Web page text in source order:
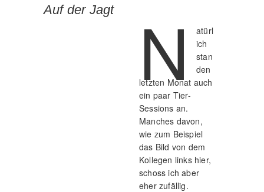
Auf der Jagt N
atürl
ich
stan
den
letzten Monat auch
ein paar Tier-
Sessions an.
Manches davon,
wie zum Beispiel
das Bild von dem
Kollegen links hier,
schoss ich aber
eher zufällig.